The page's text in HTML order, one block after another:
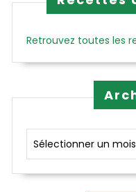
Retrouvez toutes les